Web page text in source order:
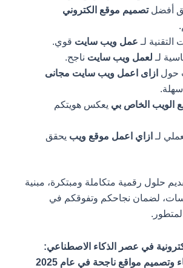
أفضل تصميم موقع الكتروني
لـعمل ويب سايتقوي.
لـلعمل ويب سايتناجح.
حول ازاى اعمل ويب سايت مجانى
الويب الخاص بييعكس هويتكم
لـازاي اعمل موقع ويبيحقق
حلول رقمية متكاملة ومبتكرة، مبنية
لضمان نجاحكم وتفوقكم في
في عصر الذكاء الاصطناعي:
دليل شامل لإنشاء وتصميم مواقع ناجحة في عام 2025